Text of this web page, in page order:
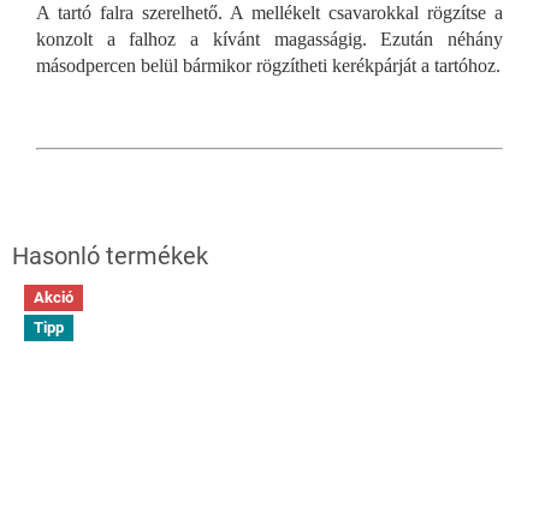
A tartó falra szerelhető. A mellékelt csavarokkal rögzítse a
konzolt a falhoz a kívánt magasságig. Ezután néhány
másodpercen belül bármikor rögzítheti kerékpárját a tartóhoz.
Akció
Tipp